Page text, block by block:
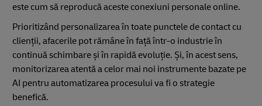
este cum să reproducă aceste conexiuni personale online.
Prioritizând personalizarea în toate punctele de contact cu
clienții, afacerile pot rămâne în față într-o industrie în
continuă schimbare și în rapidă evoluție. Și, în acest sens,
monitorizarea atentă a celor mai noi instrumente bazate pe
AI pentru automatizarea procesului va fi o strategie
benefică.